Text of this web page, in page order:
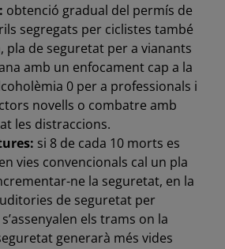
obtenció gradual del permís de
segregats per ciclistes també
pla de seguretat per a vianants
amb un enfocament cap a la
0 per a professionals i
novells o combatre amb
les distraccions.
si 8 de cada 10 morts es
vies convencionals cal un pla
ne la seguretat, en la
de seguretat per
els trams on la
generarà més vides